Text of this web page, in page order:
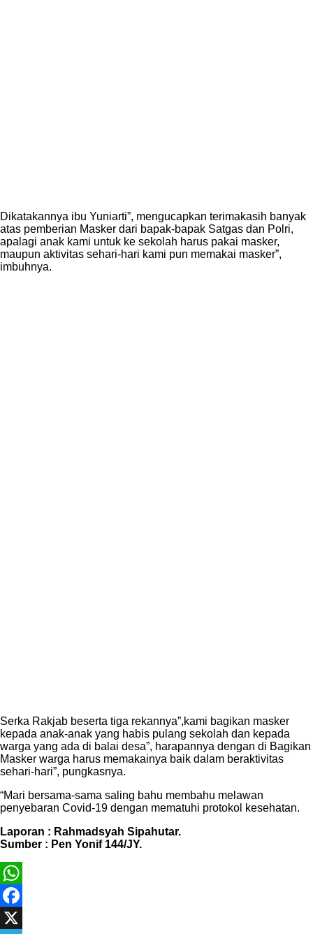
Dikatakannya ibu Yuniarti”, mengucapkan terimakasih banyak
atas pemberian Masker dari bapak-bapak Satgas dan Polri,
apalagi anak kami untuk ke sekolah harus pakai masker,
maupun aktivitas sehari-hari kami pun memakai masker”,
imbuhnya.
Serka Rakjab beserta tiga rekannya”,kami bagikan masker
kepada anak-anak yang habis pulang sekolah dan kepada
warga yang ada di balai desa”, harapannya dengan di Bagikan
Masker warga harus memakainya baik dalam beraktivitas
sehari-hari”, pungkasnya.
“Mari bersama-sama saling bahu membahu melawan
penyebaran Covid-19 dengan mematuhi protokol kesehatan.
Laporan : Rahmadsyah Sipahutar.
Sumber : Pen Yonif 144/JY.
WhatsApp
Facebook